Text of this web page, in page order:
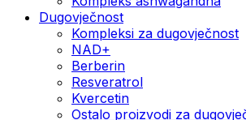
Dugovječnost
Kompleksi za dugovječnost
NAD+
Berberin
Resveratrol
Kvercetin
Ostalo proizvodi za